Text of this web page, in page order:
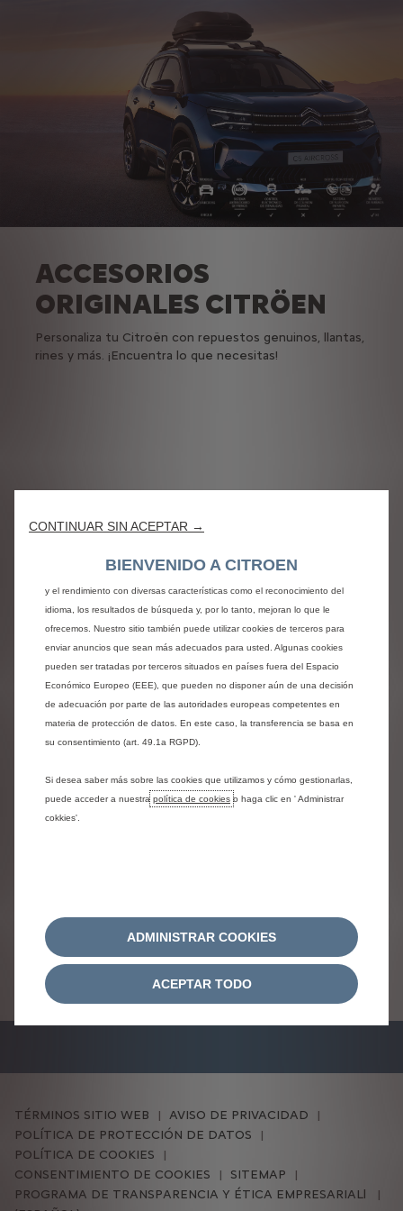
ACCESORIOS
ORIGINALES CITRÖEN
Personaliza tu Citroën con repuestos genuinos, llantas,
rines y más. ¡Encuentra lo que necesitas!
los modelos Citroën más recientes. Personaliza, mejora y
Accesorios C3 SUV
TÉRMINOS SITIO WEB
AVISO DE PRIVACIDAD
POLÍTICA DE PROTECCIÓN DE DATOS
POLÍTICA DE COOKIES
CONSENTIMIENTO DE COOKIES
SITEMAP
PROGRAMA DE TRANSPARENCIA Y ÉTICA EMPRESARIALl
CONTINUAR SIN ACEPTAR →
BIENVENIDO A CITROEN
Utilizamos cookies para ofrecerle la mejor experiencia en nuestro sitio. Las
seguridad, la gestión de redes y la accesibilidad. Mejoran la facilidad de uso
y el rendimiento con diversas características como el reconocimiento del
idioma, los resultados de búsqueda y, por lo tanto, mejoran lo que le
ofrecemos. Nuestro sitio también puede utilizar cookies de terceros para
enviar anuncios que sean más adecuados para usted. Algunas cookies
pueden ser tratadas por terceros situados en países fuera del Espacio
Económico Europeo (EEE), que pueden no disponer aún de una decisión
de adecuación por parte de las autoridades europeas competentes en
materia de protección de datos. En este caso, la transferencia se basa en
su consentimiento (art. 49.1a RGPD).
Si desea saber más sobre las cookies que utilizamos y cómo gestionarlas,
puede acceder a nuestra política de cookies o haga clic en ' Administrar
cokkies'.
ADMINISTRAR COOKIES
ACEPTAR TODO